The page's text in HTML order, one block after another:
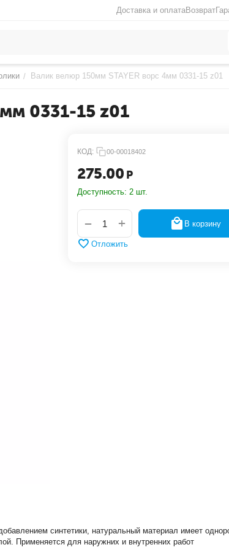
Доставка и оплатаВозврат
/ Валик велюр 150мм STAYER ворс 4мм 0331-15 z01
0331-15 z01
КОД: 00-00018402
275.00 Р
Доступность: 2 шт.
+
− В корзину
Отложить
синтетики, натуральный материал имеет
Применяется для наружних и внутренних работ